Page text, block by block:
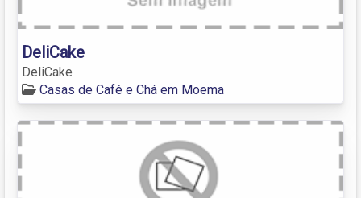
DeliCake
DeliCake
Casas de Café e Chá em Moema